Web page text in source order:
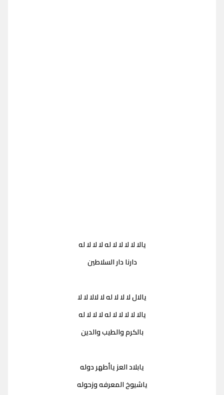
يالا لا لا لا لا له لا لا لا له
دارنا دار السلاطين
يالال لا لا لا له لا لالا لا لا
يالا لا لا لا لا له لا لا لا له
بالكرم والطيب والدين
يابلاد العز ياأطهر دوله
ياشيوخ المعرفه وزحوله